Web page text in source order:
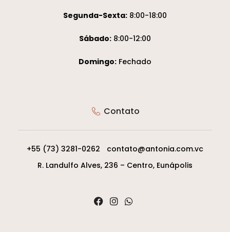
Segunda-Sexta: 8:00-18:00
Sábado: 8:00-12:00
Domingo: Fechado
Contato
+55 (73) 3281-0262
contato@antonia.com.vc
R. Landulfo Alves, 236 – Centro, Eunápolis